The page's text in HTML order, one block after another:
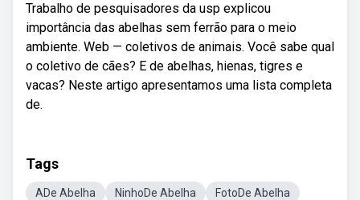
Trabalho de pesquisadores da usp explicou
importância das abelhas sem ferrão para o meio
ambiente. Web — coletivos de animais. Você sabe qual
o coletivo de cães? E de abelhas, hienas, tigres e
vacas? Neste artigo apresentamos uma lista completa
de.
Tags
ADe Abelha NinhoDe Abelha
FotoDe Abelha